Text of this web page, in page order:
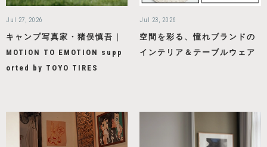
Jul 27, 2026
キャンプ写真家・猪俣慎吾｜
MOTION TO EMOTION supp
orted by TOYO TIRES
Jul 23, 2026
空間を彩る、憧れブランドの
インテリア＆テーブルウェア